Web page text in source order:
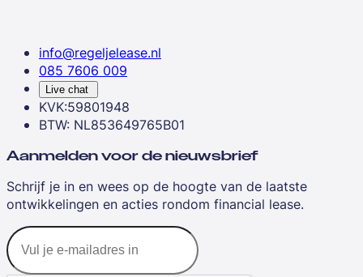
info@regeljelease.nl
085 7606 009
Live chat
KVK:59801948
BTW: NL853649765B01
Aanmelden voor de nieuwsbrief
Schrijf je in en wees op de hoogte van de laatste
ontwikkelingen en acties rondom financial lease.